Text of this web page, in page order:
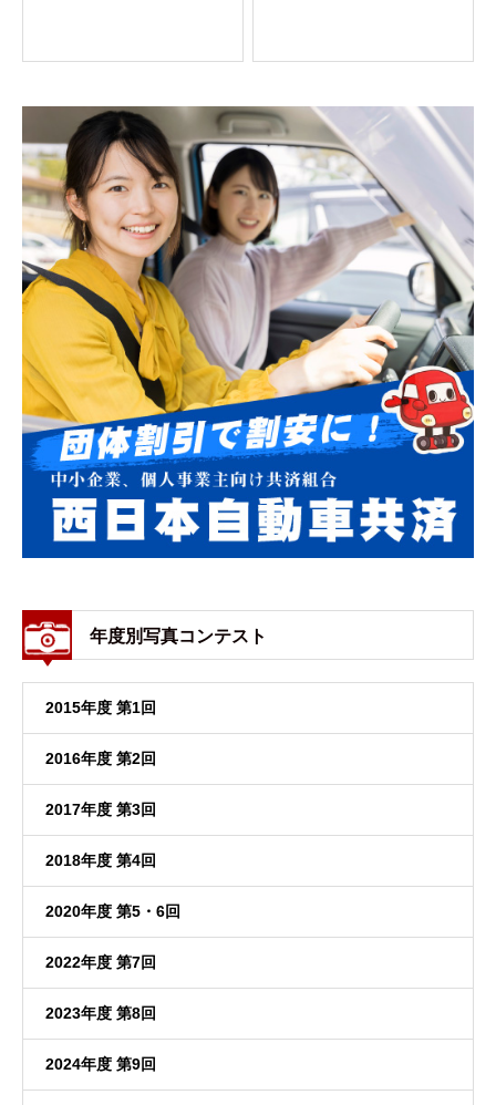
年度別写真コンテスト
2015年度 第1回
2016年度 第2回
2017年度 第3回
2018年度 第4回
2020年度 第5・6回
2022年度 第7回
2023年度 第8回
2024年度 第9回